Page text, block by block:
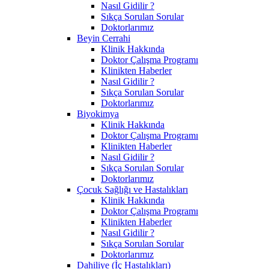
Nasıl Gidilir ?
Sıkça Sorulan Sorular
Doktorlarımız
Beyin Cerrahi
Klinik Hakkında
Doktor Çalışma Programı
Klinikten Haberler
Nasıl Gidilir ?
Sıkça Sorulan Sorular
Doktorlarımız
Biyokimya
Klinik Hakkında
Doktor Çalışma Programı
Klinikten Haberler
Nasıl Gidilir ?
Sıkça Sorulan Sorular
Doktorlarımız
Çocuk Sağlığı ve Hastalıkları
Klinik Hakkında
Doktor Çalışma Programı
Klinikten Haberler
Nasıl Gidilir ?
Sıkça Sorulan Sorular
Doktorlarımız
Dahiliye (İç Hastalıkları)